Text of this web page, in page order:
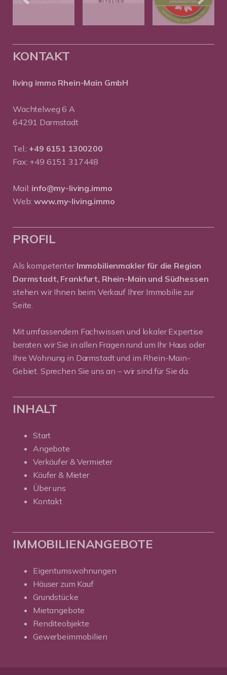
KONTAKT
living immo Rhein-Main GmbH
Wachtelweg 6 A
64291 Darmstadt
Tel.: +49 6151 1300200
Fax: +49 6151 317448
Mail: info@my-living.immo
Web:www.my-living.immo
PROFIL
Als kompetenter Immobilienmakler für die Region
Darmstadt, Frankfurt, Rhein-Main und Südhessen
stehen wir Ihnen beim Verkauf Ihrer Immobilie zur
Seite.
Mit umfassendem Fachwissen und lokaler Expertise
beraten wir Sie in allen Fragen rund um Ihr Haus oder
Ihre Wohnung in Darmstadt und im Rhein-Main-
Gebiet. Sprechen Sie uns an – wir sind für Sie da.
INHALT
Start
Angebote
Verkäufer & Vermieter
Käufer & Mieter
Über uns
Kontakt
IMMOBILIENANGEBOTE
Eigentumswohnungen
Häuser zum Kauf
Grundstücke
Mietangebote
Renditeobjekte
Gewerbeimmobilien